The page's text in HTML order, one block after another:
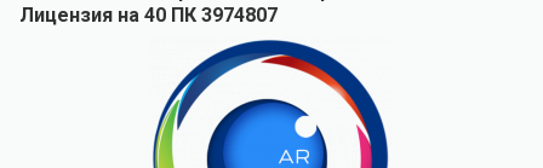
Лицензия на 40 ПК 3974807